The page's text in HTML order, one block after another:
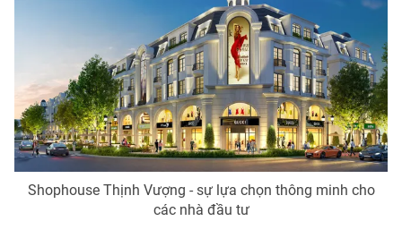
Shophouse Thịnh Vượng - sự lựa chọn thông minh cho
các nhà đầu tư